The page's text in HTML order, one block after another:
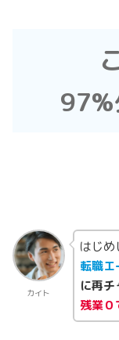
97%
カイト
はじめ
転職エ
に再チ
残業